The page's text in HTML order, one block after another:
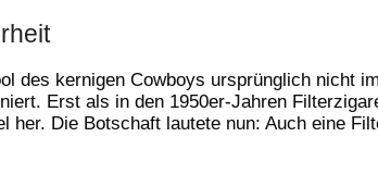
des kernigen Cowboys ursprünglich nicht
Erst als in den 1950er-Jahren
Die Botschaft lautete nun: Auch eine